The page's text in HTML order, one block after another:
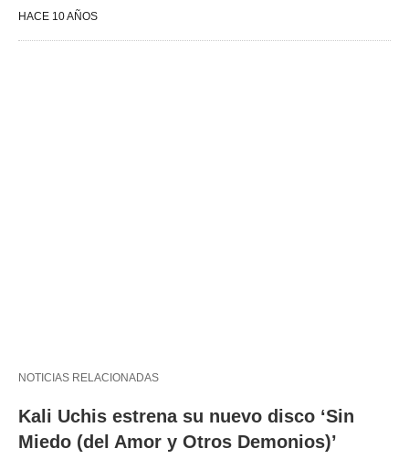
HACE 10 AÑOS
NOTICIAS RELACIONADAS
Kali Uchis estrena su nuevo disco ‘Sin
Miedo (del Amor y Otros Demonios)’